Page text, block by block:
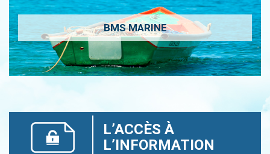
BMS MARINE
L’ACCÈS À
L’INFORMATION